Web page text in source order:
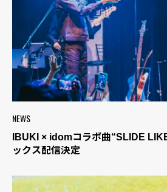
NEWS
IBUKI × idomコラボ曲“SLIDE
ックス配信決定